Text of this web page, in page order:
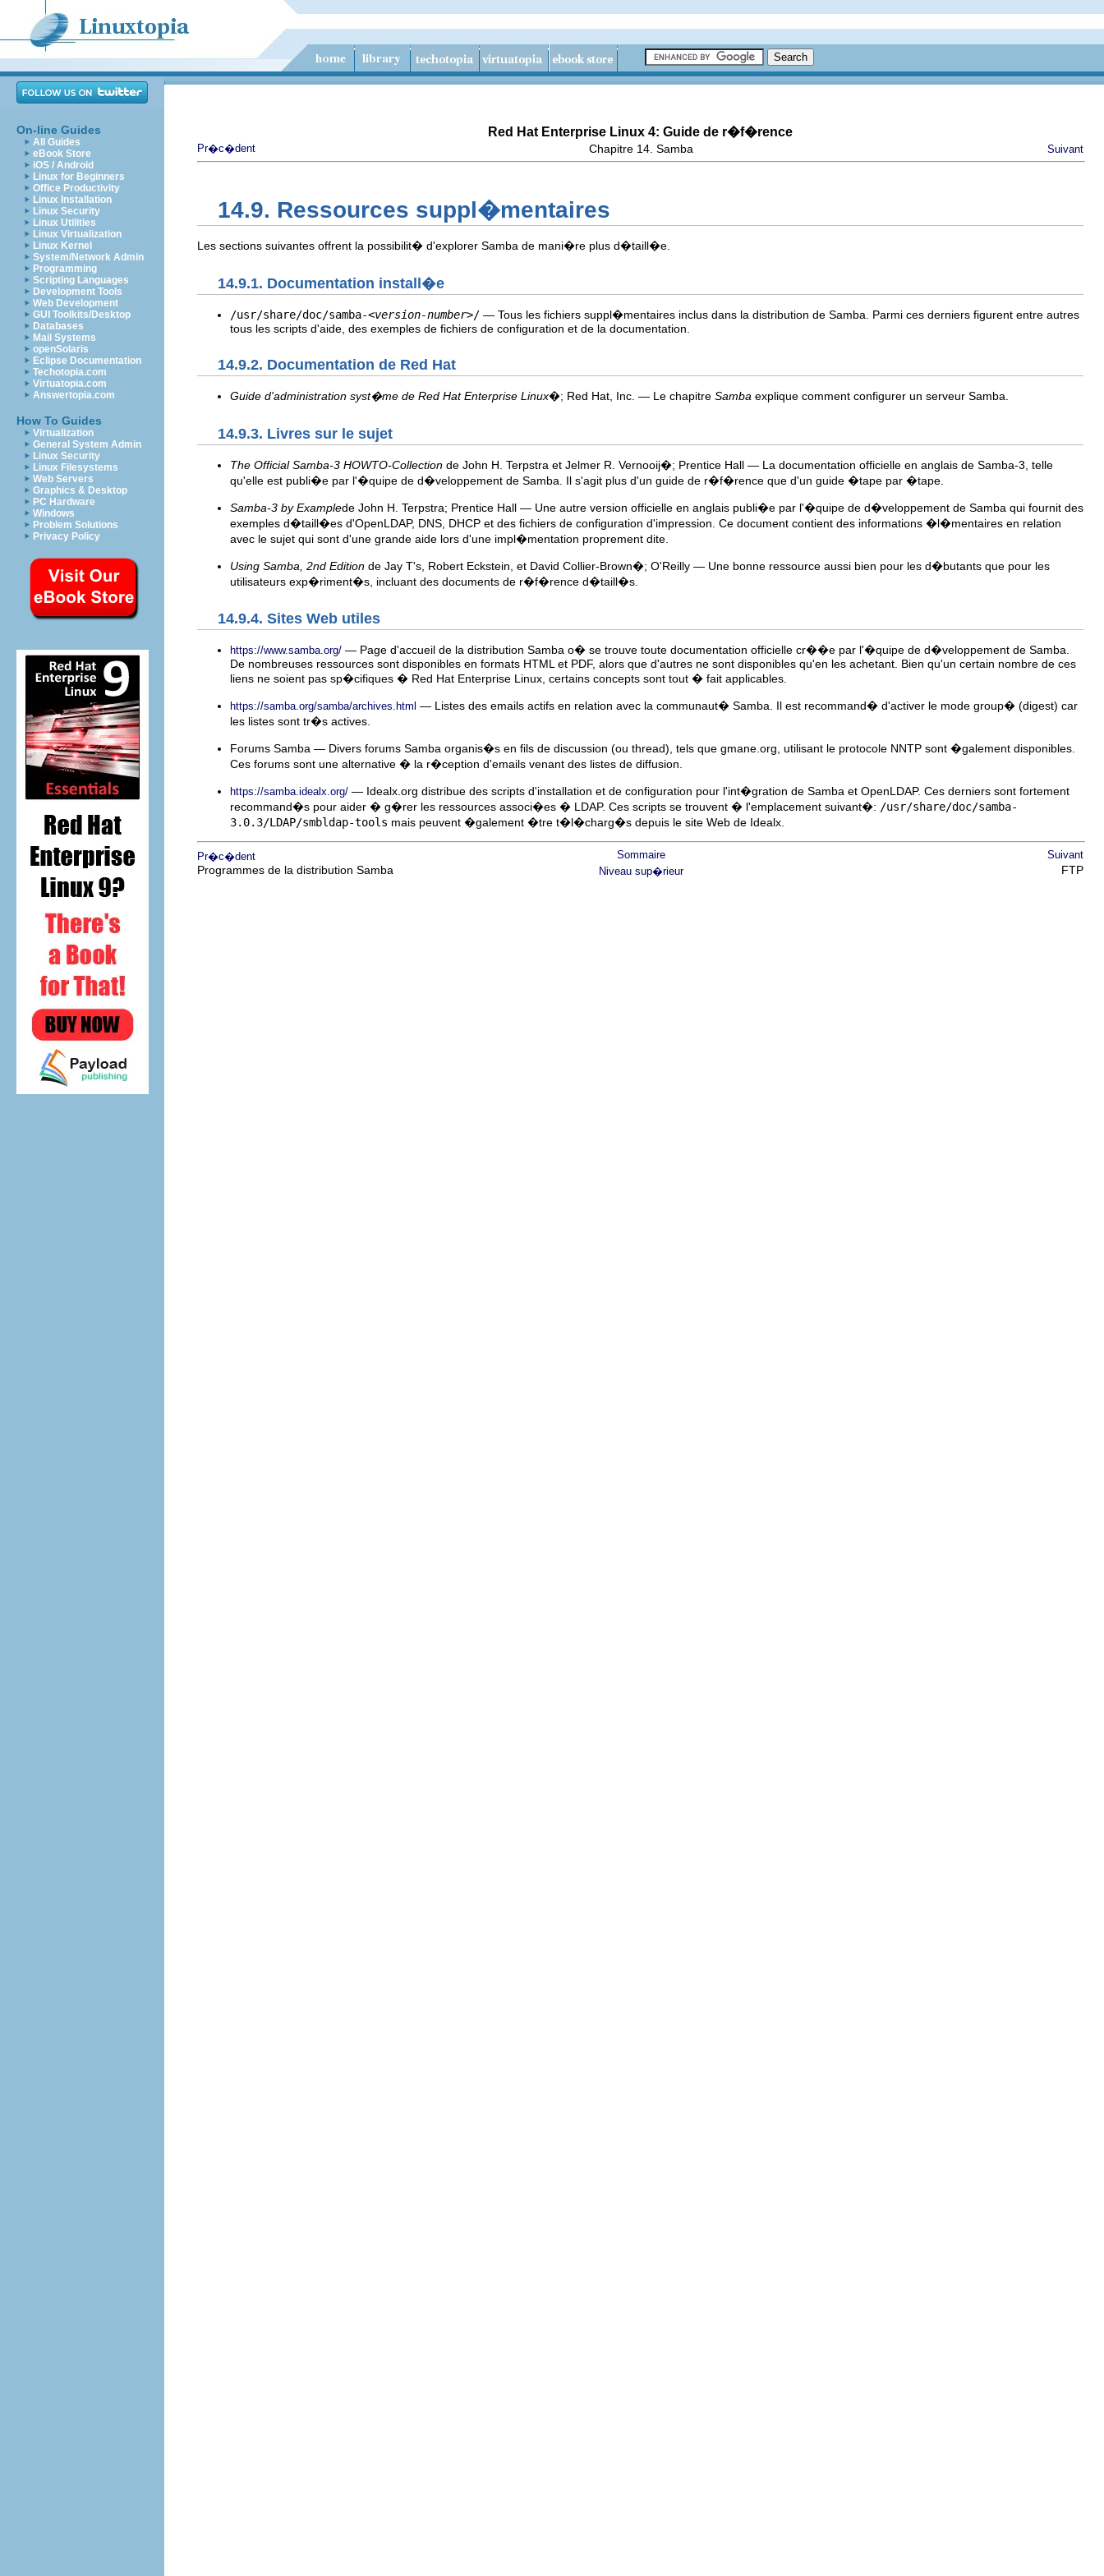
On-line Guides
All Guides
eBook Store
iOS / Android
Linux for Beginners
Office Productivity
Linux Installation
Linux Security
Linux Utilities
Linux Virtualization
Linux Kernel
System/Network Admin
Programming
Scripting Languages
Development Tools
Web Development
GUI Toolkits/Desktop
Databases
Mail Systems
openSolaris
Eclipse Documentation
Techotopia.com
Virtuatopia.com
Answertopia.com
How To Guides
Virtualization
General System Admin
Linux Security
Linux Filesystems
Web Servers
Graphics & Desktop
PC Hardware
Windows
Problem Solutions
Privacy Policy
Red Hat Enterprise Linux 4: Guide de r�f�rence
Pr�c�dent Chapitre 14. Samba Suivant
14.9. Ressources suppl�mentaires
Les sections suivantes offrent la possibilit� d'explorer Samba de mani�re plus d�taill�e.
14.9.1. Documentation install�e
/usr/share/doc/samba-<version-number>/ — Tous les fichiers suppl�mentaires inclus dans la distribution de Samba. Parmi ces derniers figurent entre autres
tous les scripts d'aide, des exemples de fichiers de configuration et de la documentation.
14.9.2. Documentation de Red Hat
Guide d'administration syst�me de Red Hat Enterprise Linux�; Red Hat, Inc. — Le chapitre Samba explique comment configurer un serveur Samba.
14.9.3. Livres sur le sujet
The Official Samba-3 HOWTO-Collection de John H. Terpstra et Jelmer R. Vernooij�; Prentice Hall — La documentation officielle en anglais de Samba-3, telle
qu'elle est publi�e par l'�quipe de d�veloppement de Samba. Il s'agit plus d'un guide de r�f�rence que d'un guide �tape par �tape.
Samba-3 by Examplede John H. Terpstra; Prentice Hall — Une autre version officielle en anglais publi�e par l'�quipe de d�veloppement de Samba qui fournit des
exemples d�taill�es d'OpenLDAP, DNS, DHCP et des fichiers de configuration d'impression. Ce document contient des informations �l�mentaires en relation
avec le sujet qui sont d'une grande aide lors d'une impl�mentation proprement dite.
Using Samba, 2nd Edition de Jay T's, Robert Eckstein, et David Collier-Brown�; O'Reilly — Une bonne ressource aussi bien pour les d�butants que pour les
utilisateurs exp�riment�s, incluant des documents de r�f�rence d�taill�s.
14.9.4. Sites Web utiles
https://www.samba.org/ — Page d'accueil de la distribution Samba o� se trouve toute documentation officielle cr��e par l'�quipe de d�veloppement de Samba.
De nombreuses ressources sont disponibles en formats HTML et PDF, alors que d'autres ne sont disponibles qu'en les achetant. Bien qu'un certain nombre de ces
liens ne soient pas sp�cifiques � Red Hat Enterprise Linux, certains concepts sont tout � fait applicables.
https://samba.org/samba/archives.html — Listes des emails actifs en relation avec la communaut� Samba. Il est recommand� d'activer le mode group� (digest) car
les listes sont tr�s actives.
Forums Samba — Divers forums Samba organis�s en fils de discussion (ou thread), tels que gmane.org, utilisant le protocole NNTP sont �galement disponibles.
Ces forums sont une alternative � la r�ception d'emails venant des listes de diffusion.
https://samba.idealx.org/ — Idealx.org distribue des scripts d'installation et de configuration pour l'int�gration de Samba et OpenLDAP. Ces derniers sont fortement
recommand�s pour aider � g�rer les ressources associ�es � LDAP. Ces scripts se trouvent � l'emplacement suivant�: /usr/share/doc/samba-
3.0.3/LDAP/smbldap-tools mais peuvent �galement �tre t�l�charg�s depuis le site Web de Idealx.
Pr�c�dent Sommaire Suivant
Programmes de la distribution Samba Niveau sup�rieur FTP